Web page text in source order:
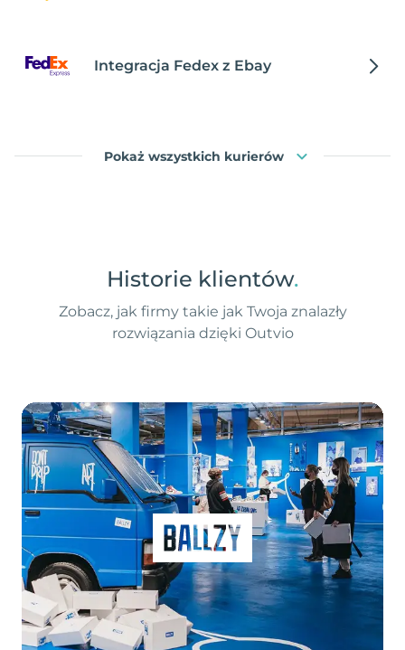
Integracja Fedex z Ebay
Pokaż wszystkich kurierów
Historie klientów.
Zobacz, jak firmy takie jak Twoja znalazły
rozwiązania dzięki Outvio